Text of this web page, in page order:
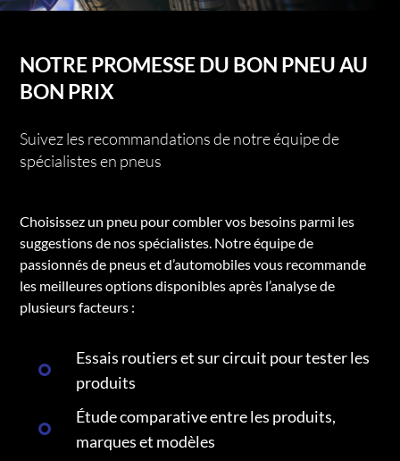
NOTRE PROMESSE DU BON PNEU AU
BON PRIX
Suivez les recommandations de notre équipe de
spécialistes en pneus
Choisissez un pneu pour combler vos besoins parmi les
suggestions de nos spécialistes. Notre équipe de
passionnés de pneus et d’automobiles vous recommande
les meilleures options disponibles après l’analyse de
plusieurs facteurs :
Essais routiers et sur circuit pour tester les
produits
Étude comparative entre les produits,
marques et modèles